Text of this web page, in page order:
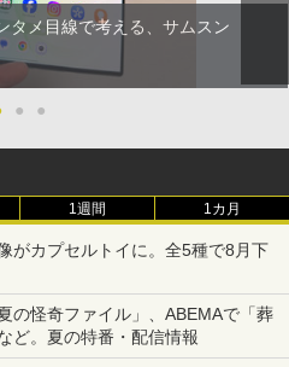
タメ目線で考える、サムスン
● ●
1週間 1カ月
がカプセルトイに。全5種で8月下
の怪奇ファイル」、ABEMAで「葬
ど。夏の特番・配信情報